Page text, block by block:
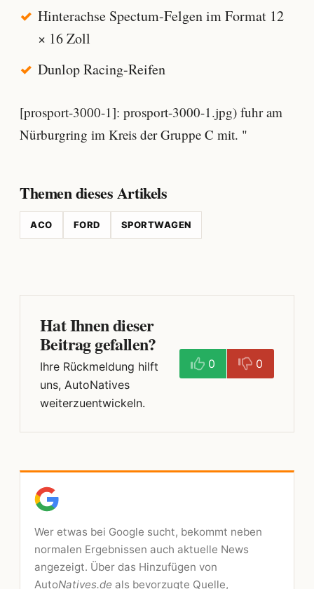
Hinterachse Spectum-Felgen im Format 12
× 16 Zoll
Dunlop Racing-Reifen
[prosport-3000-1]: prosport-3000-1.jpg) fuhr am
Nürburgring im Kreis der Gruppe C mit. "
Themen dieses Artikels
ACO FORD SPORTWAGEN
Hat Ihnen dieser
Beitrag gefallen?
Ihre Rückmeldung hilft
uns, AutoNatives
weiterzuentwickeln.
0 0
Wer etwas bei Google sucht, bekommt neben
normalen Ergebnissen auch aktuelle News
angezeigt. Über das Hinzufügen von
AutoNatives.de als bevorzugte Quelle,